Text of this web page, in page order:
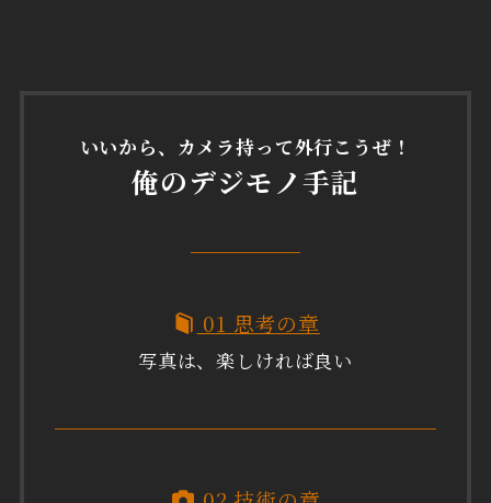
いいから、カメラ持って外行こうぜ！
俺のデジモノ手記
01 思考の章
写真は、楽しければ良い